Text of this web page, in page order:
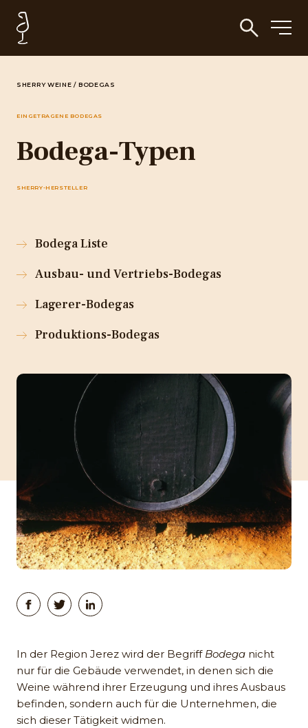
SHERRY WEINE / BODEGAS
EINGETRAGENE BODEGAS
Bodega-Typen
SHERRY-HERSTELLER
Bodega Liste
Ausbau- und Vertriebs-Bodegas
Lagerer-Bodegas
Produktions-Bodegas
In der Region Jerez wird der Begriff Bodega nicht
nur für die Gebäude verwendet, in denen sich die
Weine während ihrer Erzeugung und ihres Ausbaus
befinden, sondern auch für die Unternehmen, die
sich dieser Tätigkeit widmen.